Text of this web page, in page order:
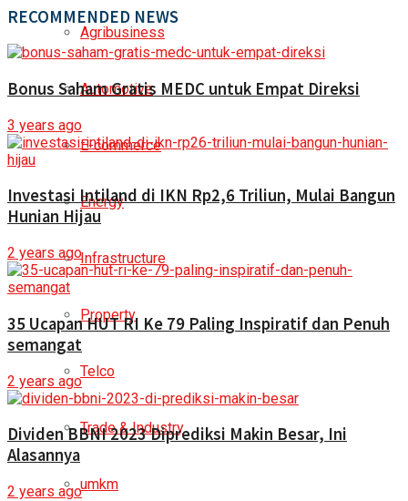
Agribusiness
Automotive
E-commerce
Energy
Infrastructure
Property
Telco
Trade & Industry
umkm
RECOMMENDED NEWS
Bonus Saham Gratis MEDC untuk Empat Direksi
3 years ago
Investasi Intiland di IKN Rp2,6 Triliun, Mulai Bangun
Hunian Hijau
2 years ago
35 Ucapan HUT RI Ke 79 Paling Inspiratif dan Penuh
semangat
2 years ago
Dividen BBNI 2023 Diprediksi Makin Besar, Ini
Alasannya
2 years ago